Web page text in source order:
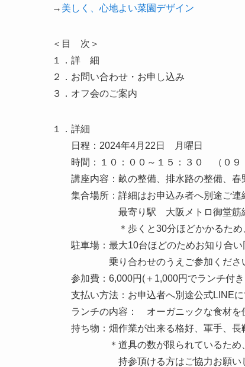
→ 美しく、心地よい菜園デザイン
＜目 次＞
１．詳 細
２．お問い合わせ・お申し込み
３．オフ会のご案内
１．詳細
日程：2024年4月22日 月曜日
時間：１０：００～１５：３０ （０９：
講座内容：畝の整備、排水路の整備、春
集合場所：詳細はお申込み者へ別途ご連
最寄り駅 大阪メトロ御堂筋線
＊歩くと30分ほどかかるため、車
駐車場：最大10台ほどのためお知り合い
乗り合わせのうえご参加ください。
参加費：6,000円(＋1,000円でランチ付き
支払い方法：お申込者へ別途公式LINEに
ランチの内容： オーガニックな食材を
持ち物：畑作業が出来る格好、軍手、長
＊道具の数が限られているため、鍬
持参頂ける方はご協力お願いし